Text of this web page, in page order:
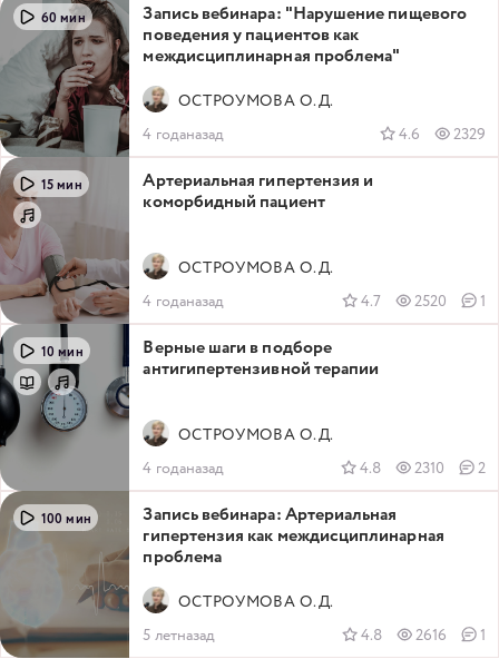
60 мин
Запись вебинара: "Нарушение пищевого
поведения у пациентов как
междисциплинарная проблема"
ОСТРОУМОВА О.Д.
4 годаназад
4.6 2329
15 мин
Артериальная гипертензия и
коморбидный пациент
ОСТРОУМОВА О.Д.
4 годаназад
4.7 2520 1
10 мин
Верные шаги в подборе
антигипертензивной терапии
ОСТРОУМОВА О.Д.
4 годаназад
4.8 2310 2
100 мин
Запись вебинара: Артериальная
гипертензия как междисциплинарная
проблема
ОСТРОУМОВА О.Д.
5 летназад
4.8 2616 1